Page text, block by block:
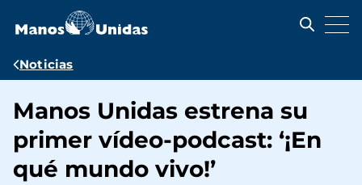
contenido
Ruta
navegación
Noticias
Manos Unidas estrena su
primer vídeo-podcast: ‘¡En
qué mundo vivo!’